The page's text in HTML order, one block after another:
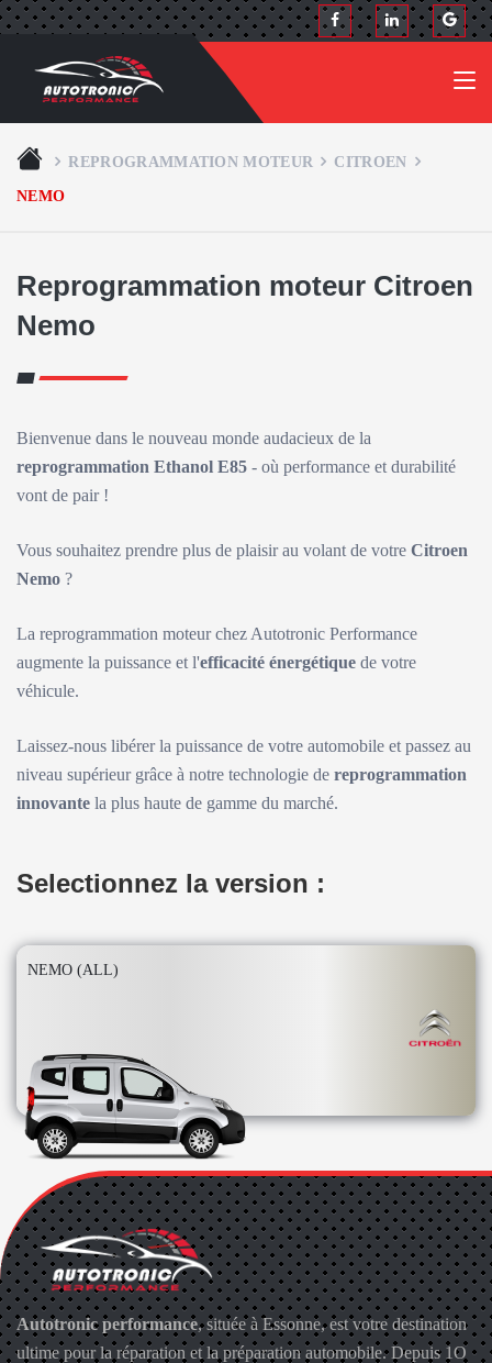
REPROGRAMMATION MOTEUR
CITROEN
NEMO
Reprogrammation moteur Citroen
Nemo
Bienvenue dans le nouveau monde audacieux de la
reprogrammation Ethanol E85 - où performance et durabilité
vont de pair !
Vous souhaitez prendre plus de plaisir au volant de votre Citroen
Nemo ?
La reprogrammation moteur chez Autotronic Performance
augmente la puissance et l'efficacité énergétique de votre
véhicule.
Laissez-nous libérer la puissance de votre automobile et passez au
niveau supérieur grâce à notre technologie de reprogrammation
innovante la plus haute de gamme du marché.
Selectionnez la version :
NEMO (ALL)
Autotronic performance, située à Essonne, est votre destination
ultime pour la réparation et la préparation automobile. Depuis 1O